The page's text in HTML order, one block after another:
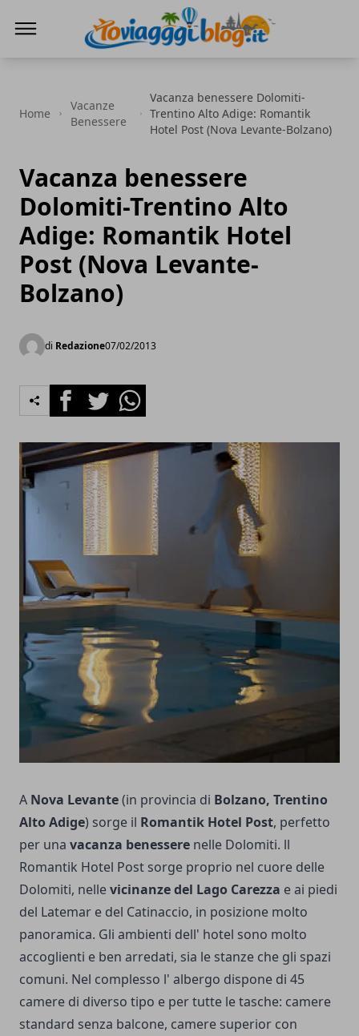
Home
Vacanze
Benessere
Vacanza benessere Dolomiti-
Trentino Alto Adige: Romantik
Hotel Post (Nova Levante-Bolzano)
Vacanza benessere
Dolomiti-Trentino Alto
Adige: Romantik Hotel
Post (Nova Levante-
Bolzano)
di Redazione07/02/2013
FacebookTwitterWhatsapp
A Nova Levante(in provincia di Bolzano, Trentino
Alto Adige) sorge il Romantik Hotel Post, perfetto
per una vacanza benessere nelle Dolomiti. ll
Romantik Hotel Post sorge proprio nel cuore delle
Dolomiti, nellevicinanze del Lago Carezza e ai piedi
del Latemar e del Catinaccio, in posizione molto
panoramica. Gli ambienti dell' hotel sono molto
accoglienti e ben arredati, sia le stanze che gli spazi
comuni. Nel complesso l' albergo dispone di 45
camere di diverso tipo e per tutte le tasche: camere
standard senza balcone, camere superior con